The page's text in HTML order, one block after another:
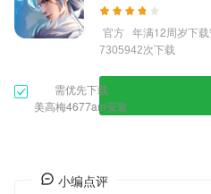
官方 年满12周岁下
7305942次下载
需优先下载
美高梅4677am安装
小编点评